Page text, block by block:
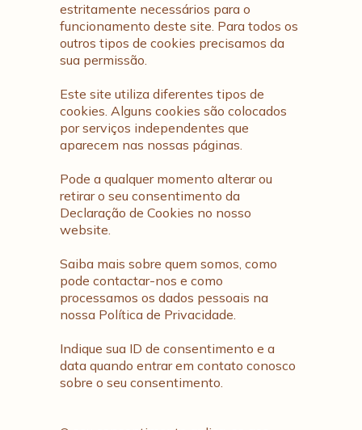
estritamente necessários para o
funcionamento deste site. Para todos os
outros tipos de cookies precisamos da
sua permissão.
Este site utiliza diferentes tipos de
cookies. Alguns cookies são colocados
por serviços independentes que
aparecem nas nossas páginas.
Pode a qualquer momento alterar ou
retirar o seu consentimento da
Declaração de Cookies no nosso
website.
Saiba mais sobre quem somos, como
pode contactar-nos e como
processamos os dados pessoais na
nossa Política de Privacidade.
Indique sua ID de consentimento e a
data quando entrar em contato conosco
sobre o seu consentimento.